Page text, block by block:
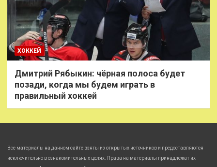
ХОККЕЙ
Дмитрий Рябыкин: чёрная полоса будет
позади, когда мы будем играть в
правильный хоккей
Все материалы на данном сайте взяты из открытых источников и предоставляются
исключительно в ознакомительных целях. Права на материалы принадлежат их